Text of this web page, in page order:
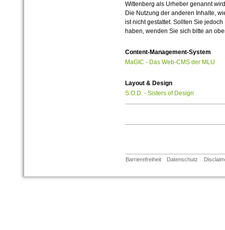
Wittenberg als Urheber genannt
Die Nutzung der anderen Inhalte,
ist nicht gestattet. Sollten Sie
haben, wenden Sie sich bitte an
Content-Management-System
MaGIC - Das Web-CMS der MLU
Layout & Design
S.O.D. - Sisters of Design
Barrierefreiheit Datenschutz